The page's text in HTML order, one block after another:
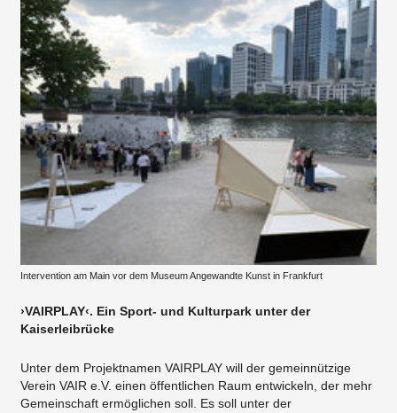
Intervention am Main vor dem Museum Angewandte Kunst in Frankfurt
›VAIRPLAY‹. Ein Sport- und Kulturpark unter der
Kaiserleibrücke
Unter dem Projektnamen VAIRPLAY will der gemeinnützige
Verein VAIR e.V. einen öffentlichen Raum entwickeln, der mehr
Gemeinschaft ermöglichen soll. Es soll unter der